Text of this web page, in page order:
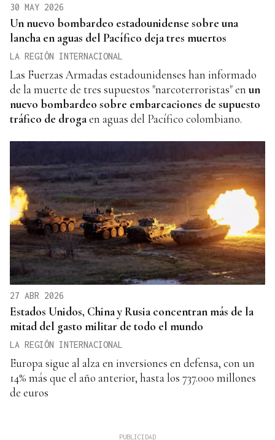
30 MAY 2026
Un nuevo bombardeo estadounidense sobre una
lancha en aguas del Pacífico deja tres muertos
LA REGIÓN INTERNACIONAL
Las Fuerzas Armadas estadounidenses han informado
de la muerte de tres supuestos "narcoterroristas" en un
nuevo bombardeo sobre embarcaciones de supuesto
tráfico de drogaen aguas del Pacífico colombiano.
27 ABR 2026
Estados Unidos, China y Rusia concentran más de la
mitad del gasto militar de todo el mundo
LA REGIÓN INTERNACIONAL
Europa sigue al alza en inversiones en defensa, con un
14% más que el año anterior, hasta los 737.000 millones
de euros